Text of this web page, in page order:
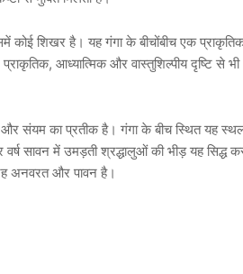
कोई शिखर है। यह गंगा के बीचोंबीच एक
आध्यात्मिक और वास्तुशिल्पीय दृष्टि से भी
और संयम का प्रतीक है। गंगा के बीच स्थित यह
सावन में उमड़ती श्रद्धालुओं की भीड़ यह सिद्ध
अनवरत और पावन है।